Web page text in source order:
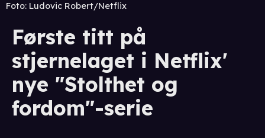
Foto: Ludovic Robert/Netflix
Første titt på
stjernelaget i Netflix'
nye "Stolthet og
fordom"-serie